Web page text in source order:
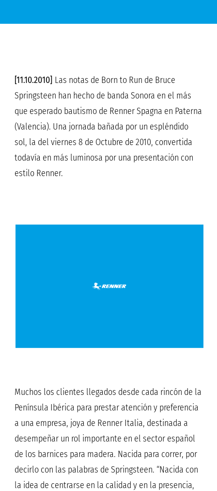
[11.10.2010] Las notas de Born to Run de Bruce
Springsteen han hecho de banda Sonora en el más
que esperado bautismo de Renner Spagna en Paterna
(Valencia). Una jornada bañada por un espléndido
sol, la del viernes 8 de Octubre de 2010, convertida
todavía en más luminosa por una presentación con
estilo Renner.
Muchos los clientes llegados desde cada rincón de la
Península Ibérica para prestar atención y preferencia
a una empresa, joya de Renner Italia, destinada a
desempeñar un rol importante en el sector español
de los barnices para madera. Nacida para correr, por
decirlo con las palabras de Springsteen. “Nacida con
la idea de centrarse en la calidad y en la presencia,